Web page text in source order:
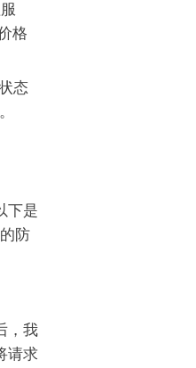
格
态
下是
防
，我
请求